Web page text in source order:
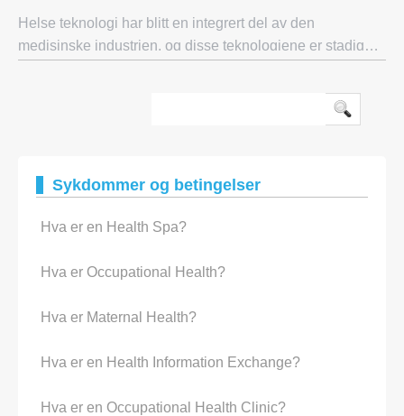
Helse teknologi har blitt en integrert del av den
medisinske industrien, og disse teknologiene er stadig
Sykdommer og betingelser
Hva er en Health Spa?
Hva er Occupational Health?
Hva er Maternal Health?
Hva er en Health Information Exchange?
Hva er en Occupational Health Clinic?